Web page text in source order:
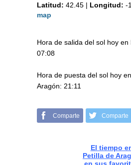
Latitud: 42.45 | Longitud: -
map
Hora de salida del sol hoy en
07:08
Hora de puesta del sol hoy
Aragón: 21:11
Comparte Comparte
El tiempo
Petilla de